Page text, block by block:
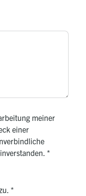
meiner
einer
*
*